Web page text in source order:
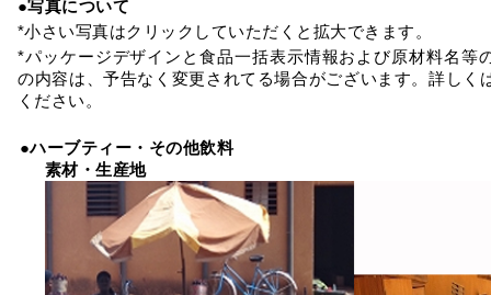
●写真について
*小さい写真はクリックしていただくと拡大できます。
*パッケージデザインと食品一括表示情報および原材料名等
の内容は、予告なく変更されてる場合がございます。詳しく
ください。
●ハーブティー・その他飲料
素材・生産地